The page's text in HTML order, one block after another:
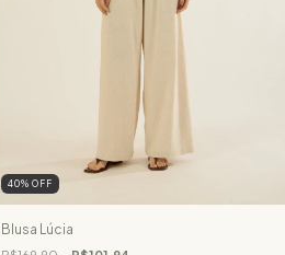
40%OFF
Blusa Lúcia